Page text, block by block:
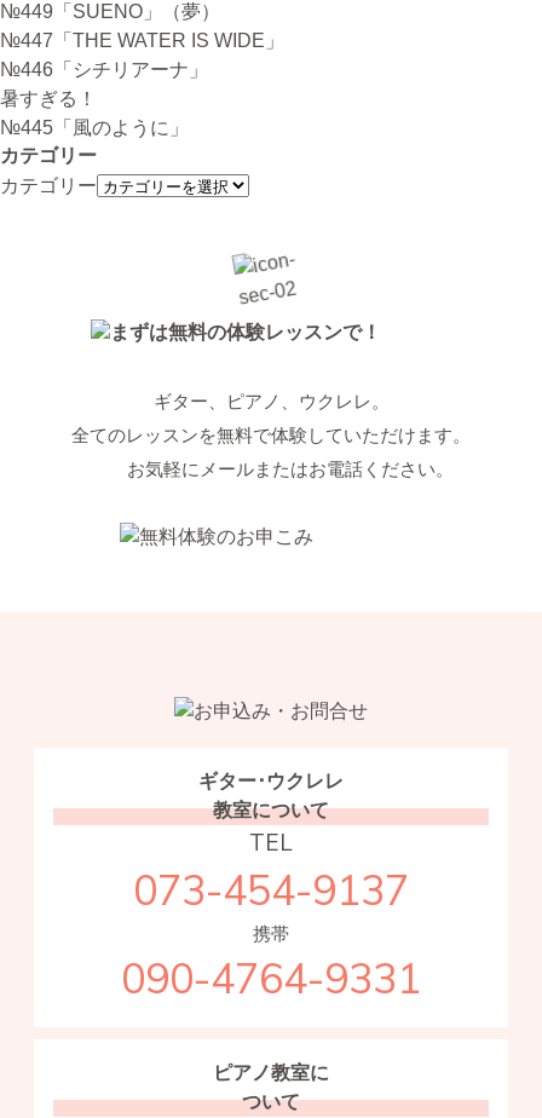
№449「SUENO」（夢）
№447「THE WATER IS WIDE」
№446「シチリアーナ」
暑すぎる！
№445「風のように」
カテゴリー
カテゴリー
ギター、ピアノ、ウクレレ。
全てのレッスンを無料で体験していただけます。
お気軽にメールまたはお電話ください。
ギター･ウクレレ
教室について
TEL
073-454-9137
携帯
090-4764-9331
ピアノ教室に
ついて